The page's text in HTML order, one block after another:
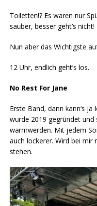
Toiletten!? Es waren nur
sauber, besser geht’s nicht!
Nun aber das Wichtigste
12 Uhr, endlich geht’s los.
No Rest For Jane
Erste Band, dann kann‘s
wurde 2019 gegründet
warmwerden. Mit jedem
auch lockerer. Wird bei mir
stehen.